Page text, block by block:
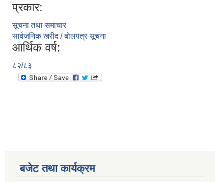
प्रकार:
सूचना तथा समाचार
सार्वजनिक खरीद / बोलपत्र सूचना
आर्थिक वर्ष:
८२/८३
बजेट तथा कार्यक्रम